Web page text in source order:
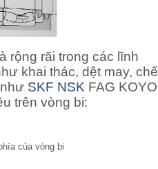
rộng rãi trong các lĩnh
khai thác, dệt may, chế
SKF NSK FAG KOYO
trên vòng bi:
của vòng bi